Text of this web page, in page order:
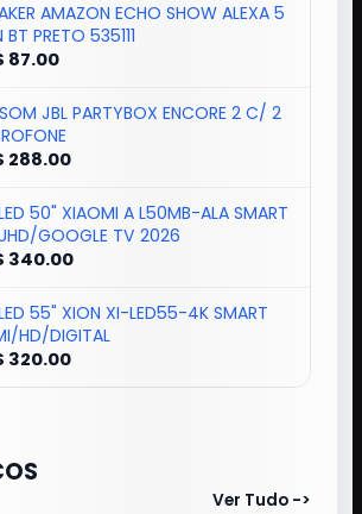
AMAZON ECHO SHOW ALEXA 5
BT PRETO 535111
87.00
JBL PARTYBOX ENCORE 2 C/ 2
288.00
50" XIAOMI A L50MB-ALA SMART
GOOGLE TV 2026
340.00
55" XION XI-LED55-4K SMART
HD/DIGITAL
320.00
Ver Tudo ->